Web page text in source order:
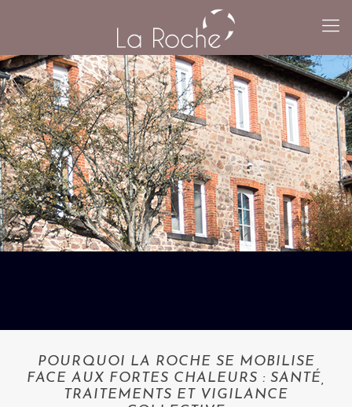
POURQUOI LA ROCHE SE MOBILISE
FACE AUX FORTES CHALEURS : SANTÉ,
TRAITEMENTS ET VIGILANCE